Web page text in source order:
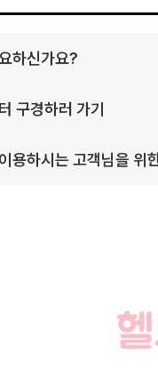
하신가요?
구경하러 가기
용하시는 고객님을 위